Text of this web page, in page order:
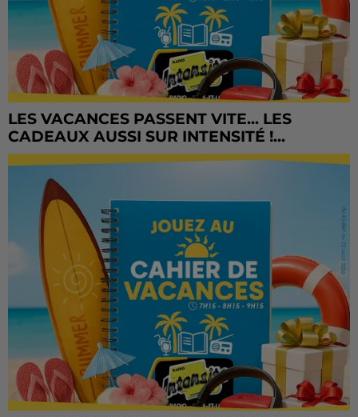
LES VACANCES PASSENT VITE... LES
CADEAUX AUSSI SUR INTENSITÉ !...